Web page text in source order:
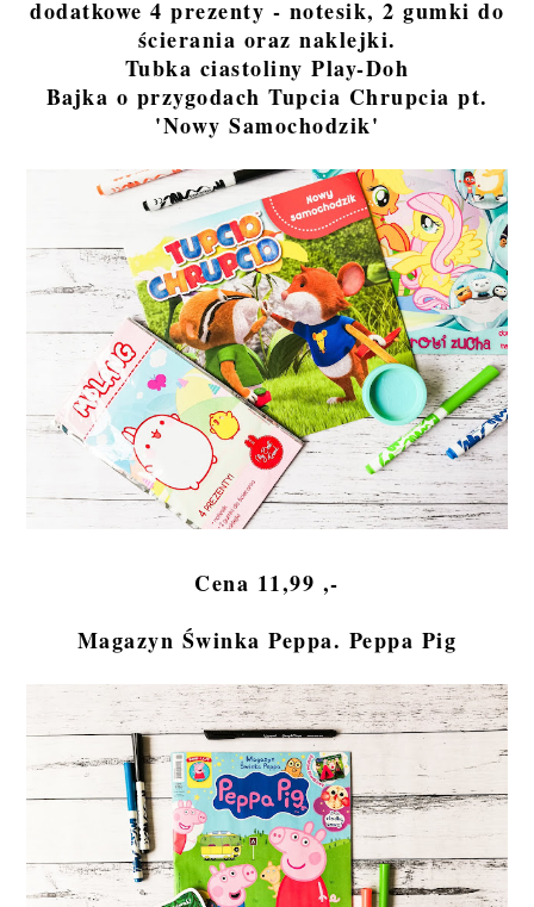
dodatkowe 4 prezenty - notesik, 2 gumki do
ścierania oraz naklejki.
Tubka ciastoliny Play-Doh
Bajka o przygodach Tupcia Chrupcia pt.
'Nowy Samochodzik'
Cena 11,99 ,-
Magazyn Świnka Peppa. Peppa Pig